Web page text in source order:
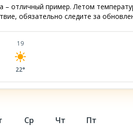
отличный пример. Летом
обязательно следите за
19
22°
Ср Чт Пт